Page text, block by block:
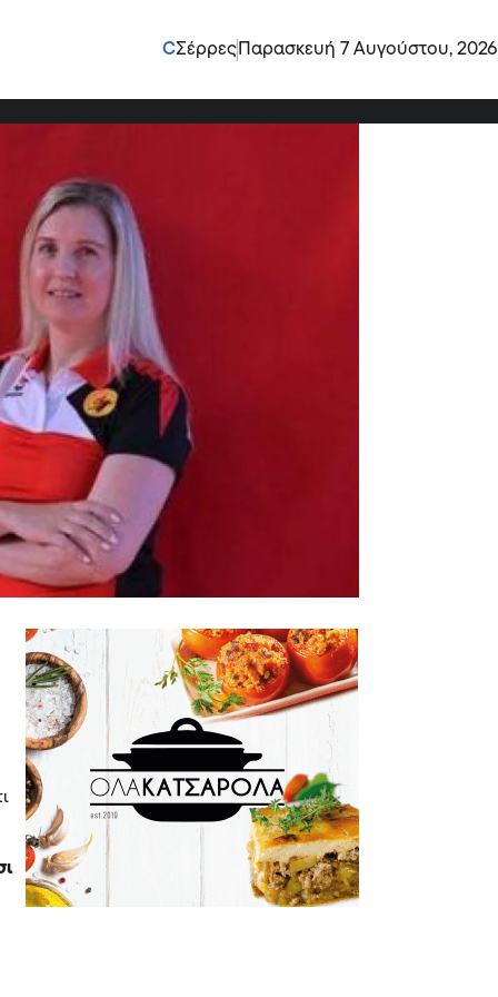
CΣέρρες Παρασκευή 7 Αυγούστου, 2026